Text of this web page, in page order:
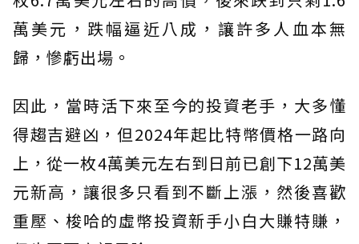
萬美元，跌幅逼近八成，讓許多人血本無
歸，慘虧出場。
因此，當時活下來至今的投資老手，大多懂
得趨吉避凶，但2024年起比特幣價格一路向
上，從一枚4萬美元左右到日前已創下12萬美
元新高，讓很多只看到不斷上漲，然後喜歡
重壓、梭哈的虛幣投資新手小白大賺特賺，